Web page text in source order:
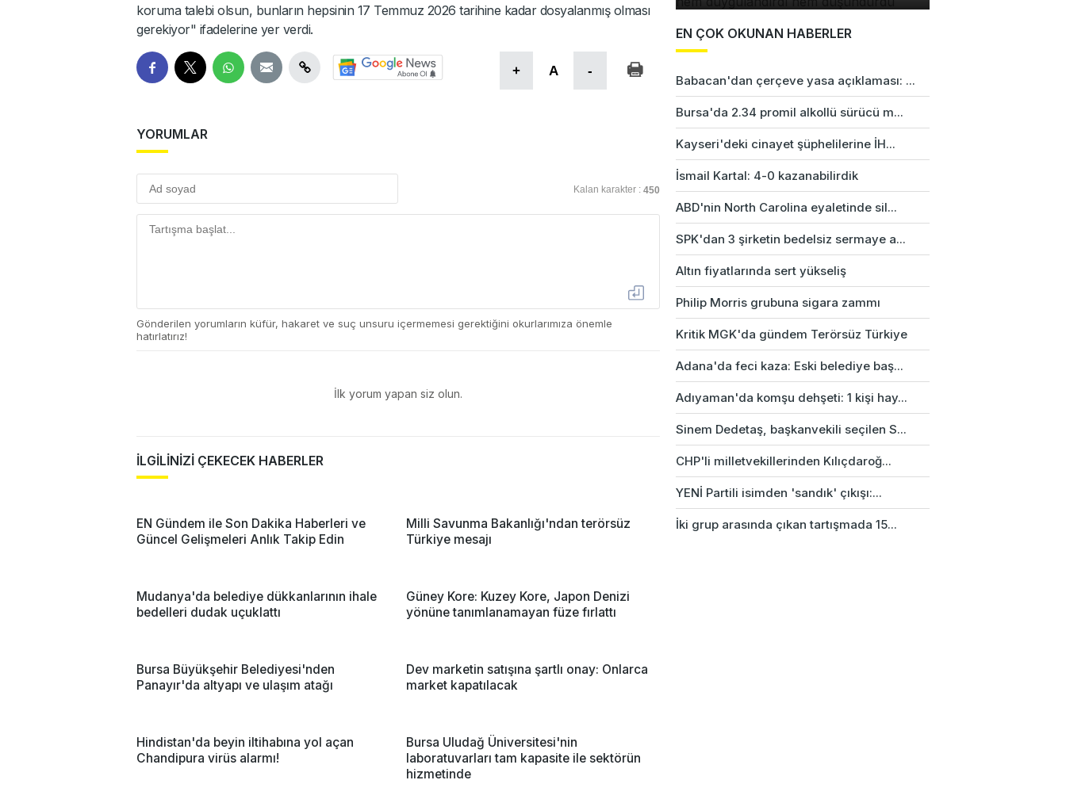
koruma talebi olsun, bunların hepsinin 17 Temmuz 2026 tarihine kadar dosyalanmış olması
gerekiyor" ifadelerine yer verdi.
+ A -
YORUMLAR
Kalan karakter : 450
Gönderilen yorumların küfür, hakaret ve suç unsuru içermemesi gerektiğini okurlarımıza önemle
hatırlatırız!
İlk yorum yapan siz olun.
İLGİLİNİZİ ÇEKECEK HABERLER
EN Gündem ile Son Dakika Haberleri ve
Güncel Gelişmeleri Anlık Takip Edin
Milli Savunma Bakanlığı'ndan terörsüz
Türkiye mesajı
Mudanya'da belediye dükkanlarının ihale
bedelleri dudak uçuklattı
Güney Kore: Kuzey Kore, Japon Denizi
yönüne tanımlanamayan füze fırlattı
Bursa Büyükşehir Belediyesi'nden
Panayır'da altyapı ve ulaşım atağı
Dev marketin satışına şartlı onay: Onlarca
market kapatılacak
Hindistan'da beyin iltihabına yol açan
Chandipura virüs alarmı!
Bursa Uludağ Üniversitesi'nin
laboratuvarları tam kapasite ile sektörün
hizmetinde
EN ÇOK OKUNAN HABERLER
Babacan'dan çerçeve yasa açıklaması: ...
Bursa'da 2.34 promil alkollü sürücü m...
Kayseri'deki cinayet şüphelilerine İH...
İsmail Kartal: 4-0 kazanabilirdik
ABD'nin North Carolina eyaletinde sil...
SPK'dan 3 şirketin bedelsiz sermaye a...
Altın fiyatlarında sert yükseliş
Philip Morris grubuna sigara zammı
Kritik MGK'da gündem Terörsüz Türkiye
Adana'da feci kaza: Eski belediye baş...
Adıyaman'da komşu dehşeti: 1 kişi hay...
Sinem Dedetaş, başkanvekili seçilen S...
CHP'li milletvekillerinden Kılıçdaroğ...
YENİ Partili isimden 'sandık' çıkışı:...
İki grup arasında çıkan tartışmada 15...